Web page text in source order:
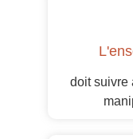
doit suivre